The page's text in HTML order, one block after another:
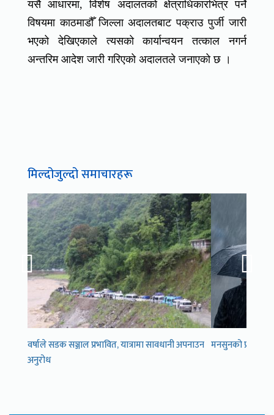
यसै आधारमा, विशेष अदालतको क्षेत्राधिकारभित्र पर्ने
विषयमा काठमाडौँ जिल्ला अदालतबाट पक्राउ पुर्जी जारी
भएको देखिएकाले त्यसको कार्यान्वयन तत्काल नगर्न
अन्तरिम आदेश जारी गरिएको अदालतले जनाएको छ ।
मिल्दोजुल्दो समाचारहरू
वर्षाले सडक सञ्जाल प्रभावित, यात्रामा सावधानी अपनाउन
अनुरोध
मनसुनको प्रभाव